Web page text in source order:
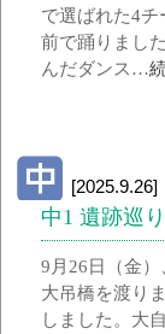
で選ばれた4
前で踊りまし
んだダンス…
[2025.9.26]
中1 遺跡巡
9月26日（金
大吊橋を渡り
しました。大